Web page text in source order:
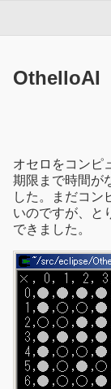
OthelloAI
オセロをコンピ
期限まで時間が
した。まだコン
いのですが、と
できました。